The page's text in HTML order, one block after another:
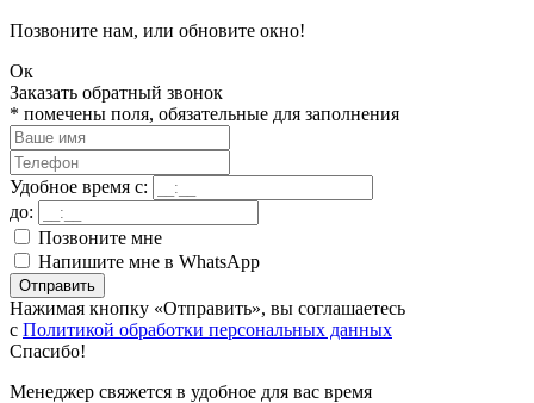
Позвоните нам, или обновите окно!
Ок
Заказать обратный звонок
* помечены поля, обязательные для заполнения
Удобное время с:
до:
Позвоните мне
Напишите мне в WhatsApp
Отправить
Нажимая кнопку «Отправить», вы соглашаетесь
с Политикой обработки персональных данных
Спасибо!
Менеджер свяжется в удобное для вас время